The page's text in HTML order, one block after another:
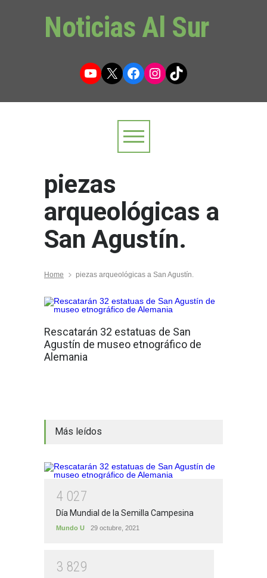
Noticias Al Sur
YouTube
X Facebook
Instagram
TikTok
piezas
arqueológicas a
San Agustín.
Home piezas arqueológicas a San Agustín.
Rescatarán 32 estatuas de San
Agustín de museo etnográfico de
Alemania
Más leídos
4 027
Día Mundial de la Semilla Campesina
Mundo U 29 octubre, 2021
3 829